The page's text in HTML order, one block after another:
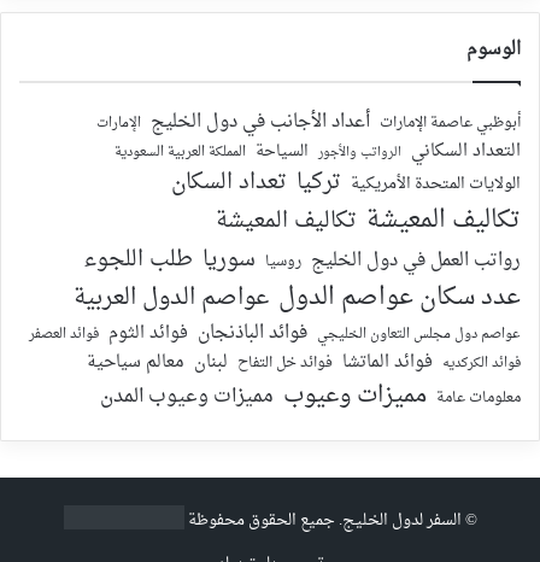
الوسوم
أبوظبي عاصمة الإمارات أعداد الأجانب في دول الخليج الإمارات
التعداد السكاني الرواتب والأجور السياحة المملكة العربية السعودية
الولايات المتحدة الأمريكية تركيا تعداد السكان
تكاليف المعيشة تكاليف المعيشة
رواتب العمل في دول الخليج روسيا سوريا طلب اللجوء
عدد سكان عواصم الدول عواصم الدول العربية
عواصم دول مجلس التعاون الخليجي فوائد الباذنجان فوائد الثوم فوائد العصفر
فوائد الكركديه فوائد الماتشا فوائد خل التفاح لبنان معالم سياحية
معلومات عامة مميزات وعيوب مميزات وعيوب المدن
©السفر لدول الخليج. جميع الحقوق محفوظة